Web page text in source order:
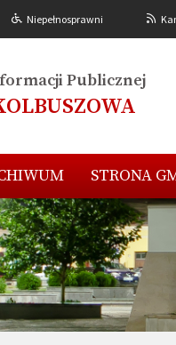
Niepełnosprawni
Publicznej
STRONA